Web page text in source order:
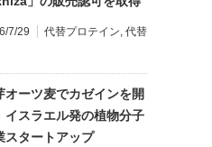
7/29 代替プロテイン 代替
オーツ麦でカゼインを開
イスラエル発の植物分子
スタートアップ